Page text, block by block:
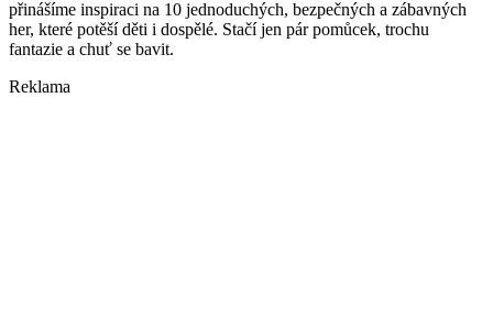
přinášíme inspiraci na 10 jednoduchých, bezpečných a zábavných
her, které potěší děti i dospělé. Stačí jen pár pomůcek, trochu
fantazie a chuť se bavit.
Reklama